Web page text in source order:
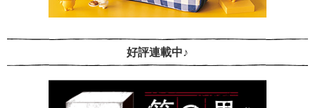
好評連載中♪